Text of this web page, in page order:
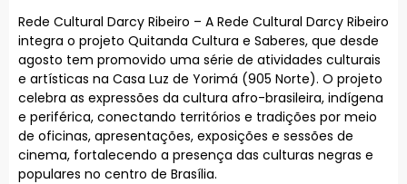
Rede Cultural Darcy Ribeiro – A Rede Cultural Darcy Ribeiro
integra o projeto Quitanda Cultura e Saberes, que desde
agosto tem promovido uma série de atividades culturais
e artísticas na Casa Luz de Yorimá (905 Norte). O projeto
celebra as expressões da cultura afro-brasileira, indígena
e periférica, conectando territórios e tradições por meio
de oficinas, apresentações, exposições e sessões de
cinema, fortalecendo a presença das culturas negras e
populares no centro de Brasília.